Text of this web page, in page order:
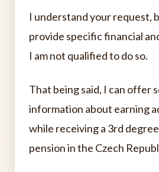
I understand your request,
provide specific financial
I am not qualified to do so.
That being said, I can offer
information about earning
while receiving a 3rd
pension in the Czech